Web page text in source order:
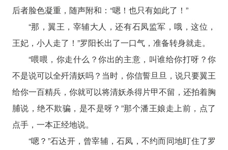
后者脸色凝重，随声附和：“嗯！也只有如此了！”
“那，翼王，宰辅大人，还有石凤监军，哦，这位，
王妃，小人走了！”罗阳长出了一口气，准备转身就走。
“喂喂，你走什么？你出的主意，叫谁给你打呀？你
不是说可以全歼清妖吗？当时，你信誓旦旦，说只要翼王
给你一百精兵，你就可以将清妖杀得片甲不留，还拍着胸
脯说，绝不欺骗，是不是呀？”那个潘王娘走上前，点了
点手，一本正经地说。
“嗯？”石达开，曾宰辅，石凤，不约而同地盯住了罗